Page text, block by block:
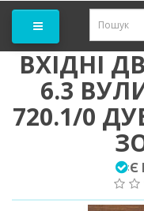
ВХІДНІ
6.3
720.1/0
:Є